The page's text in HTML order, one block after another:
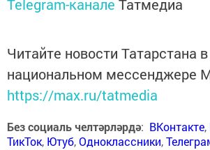
Telegram-канале Татмедиа
Читайте новости Татарстана в
национальном мессенджере
https://max.ru/tatmedia
Без социаль челтәрләрдә: ВКонтакте,
ТикТок, Ютуб,Одноклассники,